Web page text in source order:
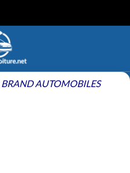
BRAND AUTOMOBILES